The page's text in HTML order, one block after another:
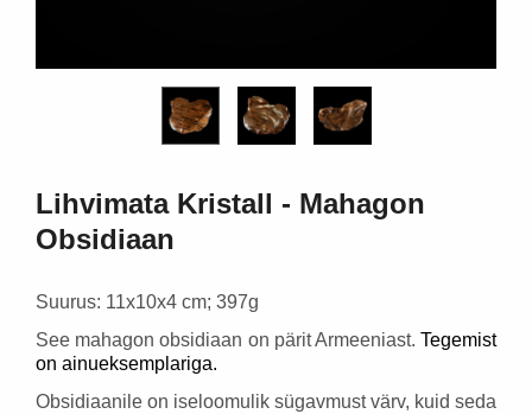
Lihvimata Kristall - Mahagon
Obsidiaan
Suurus: 11x10x4 cm; 397g
See mahagon obsidiaan on pärit Armeeniast. Tegemist
on ainueksemplariga.
Obsidiaanile on iseloomulik sügavmust värv, kuid seda